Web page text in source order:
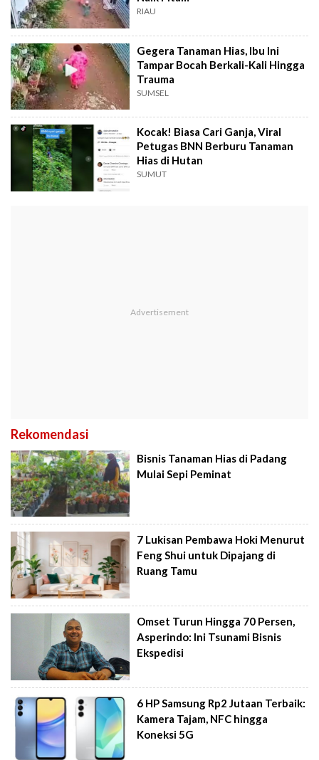
RIAU
Gegera Tanaman Hias, Ibu Ini
Tampar Bocah Berkali-Kali Hingga
Trauma
SUMSEL
Kocak! Biasa Cari Ganja, Viral
Petugas BNN Berburu Tanaman
Hias di Hutan
SUMUT
Rekomendasi
Bisnis Tanaman Hias di Padang
Mulai Sepi Peminat
7 Lukisan Pembawa Hoki Menurut
Feng Shui untuk Dipajang di
Ruang Tamu
Omset Turun Hingga 70 Persen,
Asperindo: Ini Tsunami Bisnis
Ekspedisi
6 HP Samsung Rp2 Jutaan Terbaik:
Kamera Tajam, NFC hingga
Koneksi 5G